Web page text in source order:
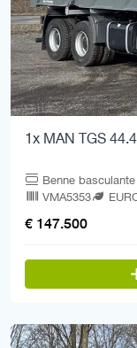
1x MAN TGS
Benne
VMA5353
€ 147.500